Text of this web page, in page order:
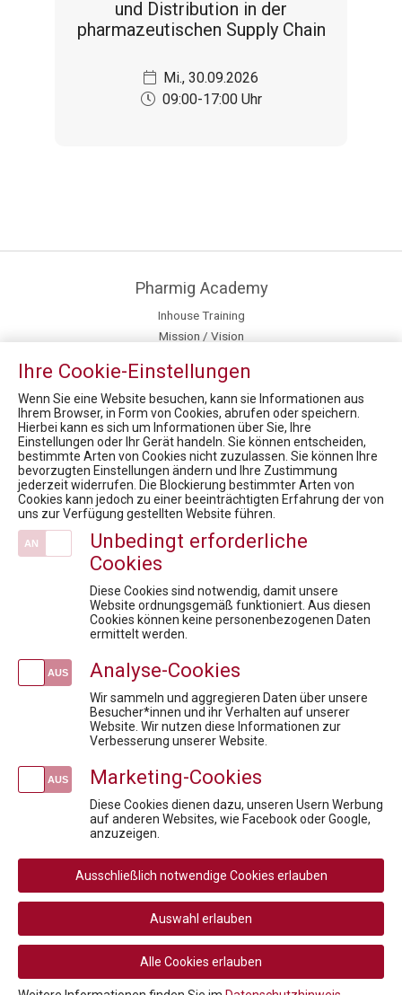
und Distribution in der
pharmazeutischen Supply Chain
Mi., 30.09.2026
09:00-17:00 Uhr
Pharmig Academy
Inhouse Training
Mission / Vision
Team
Fördermöglichkeiten für Privatpersonen
News
PHARMIG Rare Diseases COVID-19-Umfrage Kurzfassung / 9. Rare Diseases Dialog
Health Care Symposium 2018 "Yes, we innovate"
Parallelhandel mit Arzneimitteln in Österreich und in der EU
Fit für die Prüfung - Pharmareferent:innen Vorbereitungskurs
To Launch or not to Launch
Der Informationsbeauftragte und Compliance im Fokus
Newsletteranmeldung
Media
Rechtliche
Navigation
AGB
AGB Privatperson
Rücktritt / Widerruf
Datenschutz
Disclaimer
Impressum
Cookie-Einstellungen
Ihre Cookie-Einstellungen
Wenn Sie eine Website besuchen, kann sie Informationen aus
Ihrem Browser, in Form von Cookies, abrufen oder speichern.
Hierbei kann es sich um Informationen über Sie, Ihre
Einstellungen oder Ihr Gerät handeln. Sie können entscheiden,
bestimmte Arten von Cookies nicht zuzulassen. Sie können Ihre
bevorzugten Einstellungen ändern und Ihre Zustimmung
jederzeit widerrufen. Die Blockierung bestimmter Arten von
Cookies kann jedoch zu einer beeinträchtigten Erfahrung der von
uns zur Verfügung gestellten Website führen.
Unbedingt erforderliche
Cookies
Diese Cookies sind notwendig, damit unsere
Website ordnungsgemäß funktioniert. Aus diesen
Cookies können keine personenbezogenen Daten
ermittelt werden.
Analyse-Cookies
Wir sammeln und aggregieren Daten über unsere
Besucher*innen und ihr Verhalten auf unserer
Website. Wir nutzen diese Informationen zur
Verbesserung unserer Website.
Marketing-Cookies
Diese Cookies dienen dazu, unseren Usern Werbung
auf anderen Websites, wie Facebook oder Google,
anzuzeigen.
Ausschließlich notwendige Cookies erlauben
Auswahl erlauben
Alle Cookies erlauben